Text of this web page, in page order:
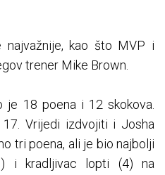
najvažnije, kao što MVP i
trener Mike Brown.
je 18 poena i 12 skokova.
Vrijedi izdvojiti i Josha
tri poena, ali je bio najbolji
i kradljivac lopti (4) na